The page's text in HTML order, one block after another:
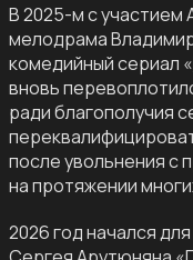
В 2025-м с участием
мелодрама
комедийный сериал «
вновь
ради благополучия
после увольнения с
на протяжении
2026 год начался